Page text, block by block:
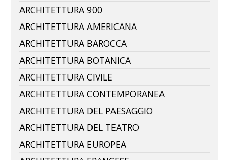
ARCHITETTURA 900
ARCHITETTURA AMERICANA
ARCHITETTURA BAROCCA
ARCHITETTURA BOTANICA
ARCHITETTURA CIVILE
ARCHITETTURA CONTEMPORANEA
ARCHITETTURA DEL PAESAGGIO
ARCHITETTURA DEL TEATRO
ARCHITETTURA EUROPEA